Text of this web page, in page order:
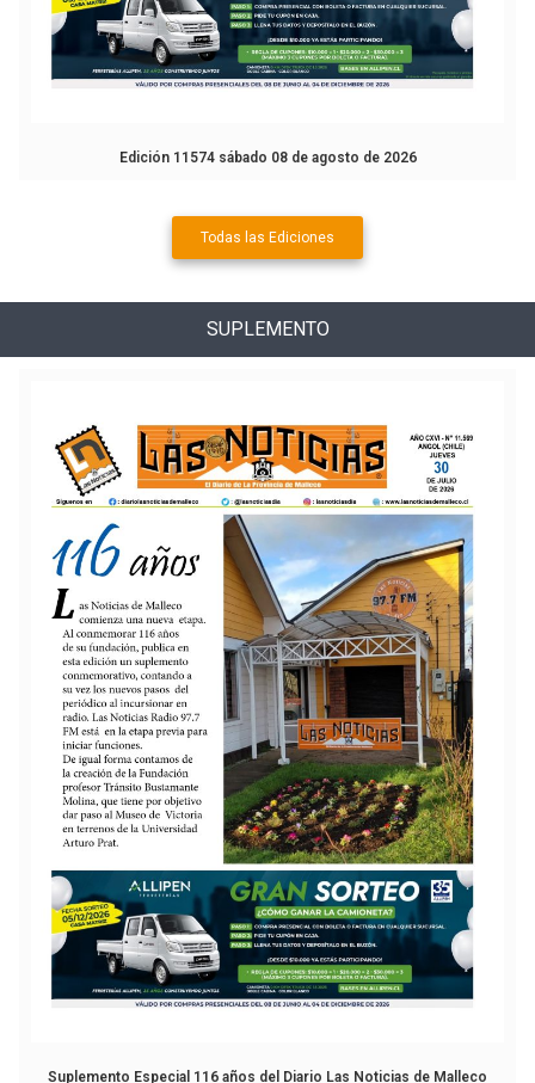
Edición 11574 sábado 08 de agosto de 2026
Todas las Ediciones
SUPLEMENTO
Suplemento Especial 116 años del Diario Las Noticias de Malleco